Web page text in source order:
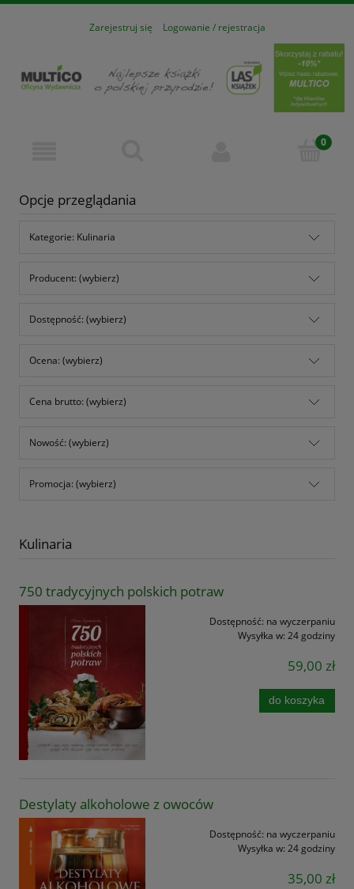
Zarejestruj się Logowanie / rejestracja
Opcje przeglądania
Kategorie: Kulinaria
Producent: (wybierz)
Dostępność: (wybierz)
Ocena: (wybierz)
Cena brutto: (wybierz)
Nowość: (wybierz)
Promocja: (wybierz)
Kulinaria
750 tradycyjnych polskich potraw
Dostępność: na wyczerpaniu
Wysyłka w: 24 godziny
59,00 zł
do koszyka
Destylaty alkoholowe z owoców
Dostępność: na wyczerpaniu
Wysyłka w: 24 godziny
35,00 zł